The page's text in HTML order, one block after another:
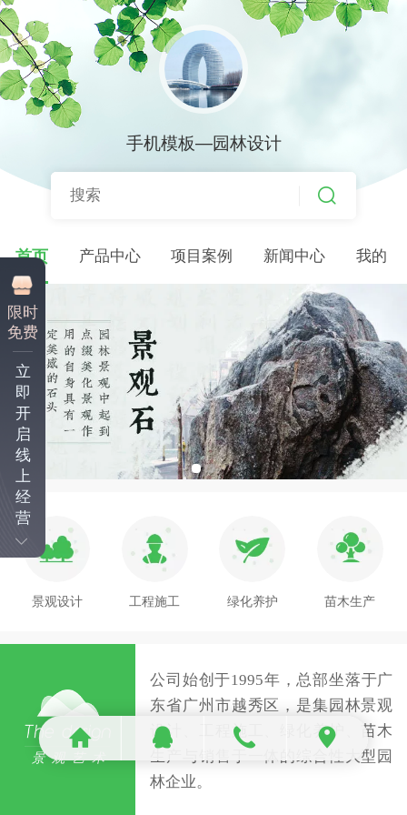
手机模板—园林设计
首页 产品中心 项目案例 新闻中心 我的
景观设计 工程施工 绿化养护 苗木生产
景 观 艺 术
公司始创于1995年，总部坐落于广
东省广州市越秀区，是集园林景观
设计、工程施工、绿化养护、苗木
生产与销售于一体的综合性大型园
林企业。
限时
免费
立
即
开
启
线
上
经
营